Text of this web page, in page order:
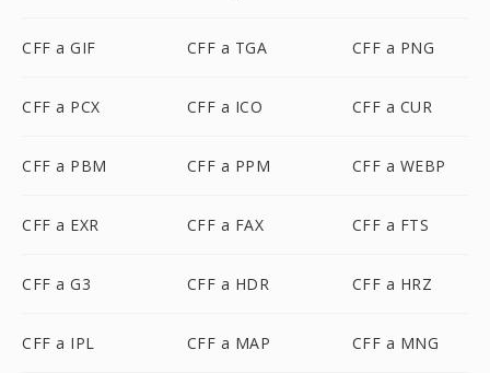
CFF a GIF CFF a TGA CFF a PNG
CFF a PCX CFF a ICO CFF a CUR
CFF a PBM CFF a PPM CFF a WEBP
CFF a EXR CFF a FAX CFF a FTS
CFF a G3 CFF a HDR CFF a HRZ
CFF a IPL CFF a MAP CFF a MNG